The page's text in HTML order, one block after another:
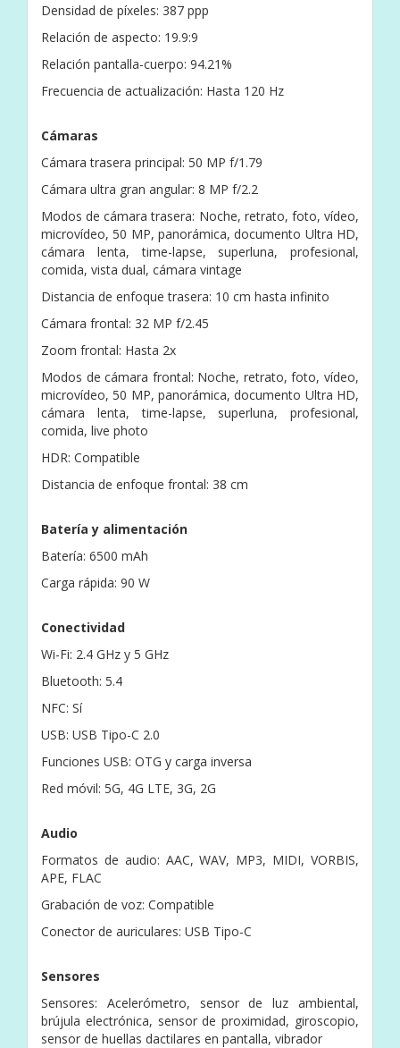
Densidad de píxeles: 387 ppp
Relación de aspecto: 19.9:9
Relación pantalla-cuerpo: 94.21%
Frecuencia de actualización: Hasta 120 Hz
Cámaras
Cámara trasera principal: 50 MP f/1.79
Cámara ultra gran angular: 8 MP f/2.2
Modos de cámara trasera: Noche, retrato, foto, vídeo,
microvídeo, 50 MP, panorámica, documento Ultra HD,
cámara lenta, time-lapse, superluna, profesional,
comida, vista dual, cámara vintage
Distancia de enfoque trasera: 10 cm hasta infinito
Cámara frontal: 32 MP f/2.45
Zoom frontal: Hasta 2x
Modos de cámara frontal: Noche, retrato, foto, vídeo,
microvídeo, 50 MP, panorámica, documento Ultra HD,
cámara lenta, time-lapse, superluna, profesional,
comida, live photo
HDR: Compatible
Distancia de enfoque frontal: 38 cm
Batería y alimentación
Batería: 6500 mAh
Carga rápida: 90 W
Conectividad
Wi-Fi: 2.4 GHz y 5 GHz
Bluetooth: 5.4
NFC: Sí
USB: USB Tipo-C 2.0
Funciones USB: OTG y carga inversa
Red móvil: 5G, 4G LTE, 3G, 2G
Audio
Formatos de audio: AAC, WAV, MP3, MIDI, VORBIS,
APE, FLAC
Grabación de voz: Compatible
Conector de auriculares: USB Tipo-C
Sensores
Sensores: Acelerómetro, sensor de luz ambiental,
brújula electrónica, sensor de proximidad, giroscopio,
sensor de huellas dactilares en pantalla, vibrador